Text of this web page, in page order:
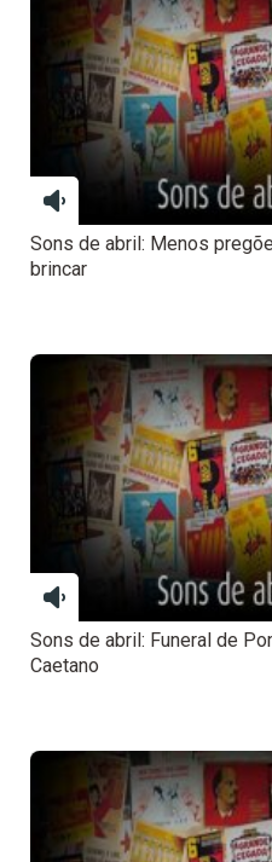
Sons de abril: Menos
brincar
Sons de abril: Funeral de
Caetano